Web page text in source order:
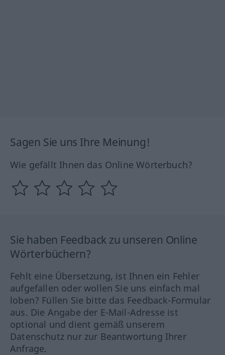
Sagen Sie uns Ihre Meinung!
Wie gefällt Ihnen das Online Wörterbuch?
Sie haben Feedback zu unseren Online
Wörterbüchern?
Fehlt eine Übersetzung, ist Ihnen ein Fehler
aufgefallen oder wollen Sie uns einfach mal
loben? Füllen Sie bitte das Feedback-Formular
aus. Die Angabe der E-Mail-Adresse ist
optional und dient gemäß unserem
Datenschutz nur zur Beantwortung Ihrer
Anfrage.